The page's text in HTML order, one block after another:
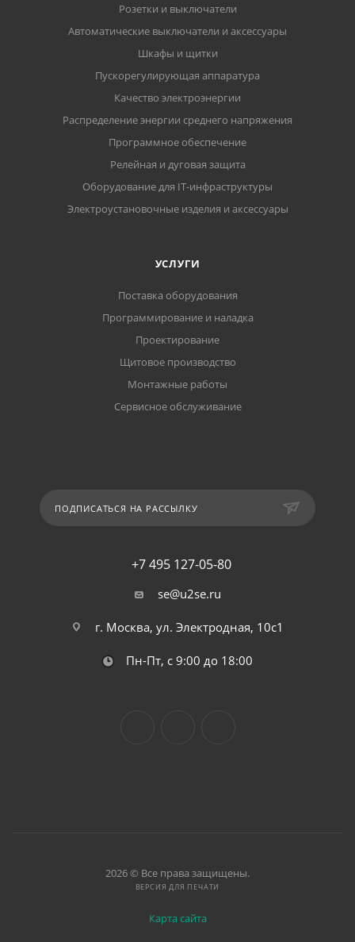
Розетки и выключатели
Автоматические выключатели и аксессуары
Шкафы и щитки
Пускорегулирующая аппаратура
Качество электроэнергии
Распределение энергии среднего напряжения
Программное обеспечение
Релейная и дуговая защита
Оборудование для IT-инфраструктуры
Электроустановочные изделия и аксессуары
УСЛУГИ
Поставка оборудования
Программирование и наладка
Проектирование
Щитовое производство
Монтажные работы
Сервисное обслуживание
ПОДПИСАТЬСЯ НА РАССЫЛКУ
+7 495 127-05-80
se@u2se.ru
г. Москва, ул. Электродная, 10с1
Пн-Пт, с 9:00 до 18:00
2026 © Все права защищены.
ВЕРСИЯ ДЛЯ ПЕЧАТИ
Карта сайта